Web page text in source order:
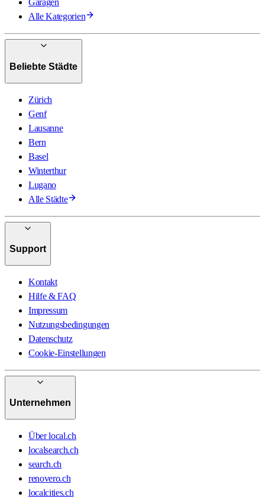
Garagen
Alle Kategorien
Beliebte Städte
Zürich
Genf
Lausanne
Bern
Basel
Winterthur
Lugano
Alle Städte
Support
Kontakt
Hilfe & FAQ
Impressum
Nutzungsbedingungen
Datenschutz
Cookie-Einstellungen
Unternehmen
Über local.ch
localsearch.ch
search.ch
renovero.ch
localcities.ch